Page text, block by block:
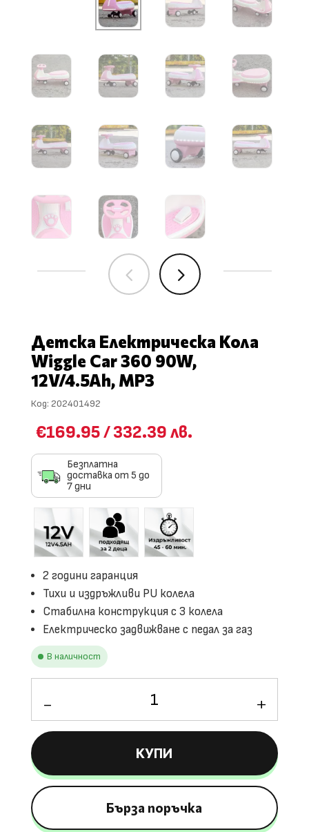
4 5
Детска Електрическа Кола
Wiggle Car 360 90W,
12V/4.5Ah, MP3
Код: 202401492
€169.95/332.39 лв.
Безплатна
доставка от 5 до
7 дни
2 години гаранция
Тихи и издръжливи PU колела
Стабилна конструкция с 3 колела
Електрическо задвижване с педал за газ
В наличност
Детска
Електрическа
Кола
Wiggle
Car
360
90W,
КУПИ
Бърза поръчка